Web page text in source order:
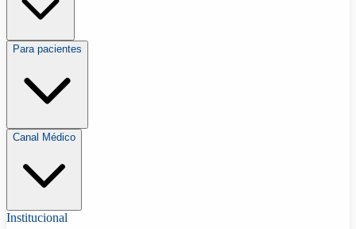
Para pacientes
Canal Médico
Institucional